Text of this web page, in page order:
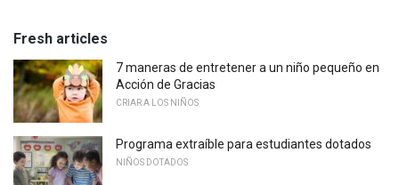
Fresh articles
7 maneras de entretener a un niño pequeño en
Acción de Gracias
CRIAR A LOS NIÑOS
Programa extraíble para estudiantes dotados
NIÑOS DOTADOS